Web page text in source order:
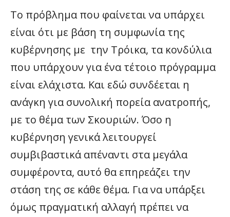
Το πρόβλημα που φαίνεται να υπάρχει
είναι ότι με βάση τη συμφωνία της
κυβέρνησης με την Τρόικα, τα κονδύλια
που υπάρχουν για ένα τέτοιο πρόγραμμα
είναι ελάχιστα. Και εδώ συνδέεται η
ανάγκη για συνολική πορεία ανατροπής,
με το θέμα των Σκουριών. Όσο η
κυβέρνηση γενικά λειτουργεί
συμβιβαστικά απέναντι στα μεγάλα
συμφέροντα, αυτό θα επηρεάζει την
στάση της σε κάθε θέμα. Για να υπάρξει
όμως πραγματική αλλαγή πρέπει να